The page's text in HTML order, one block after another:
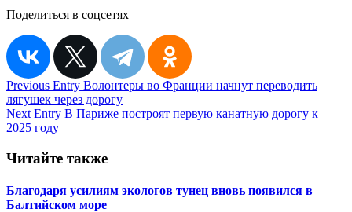
Поделиться в соцсетях
Навигация
по
записям
Previous Entry Волонтеры во Франции начнут переводить
лягушек через дорогу
Next Entry В Париже построят первую канатную дорогу к
2025 году
Читайте также
Благодаря усилиям экологов тунец вновь появился в
Балтийском море